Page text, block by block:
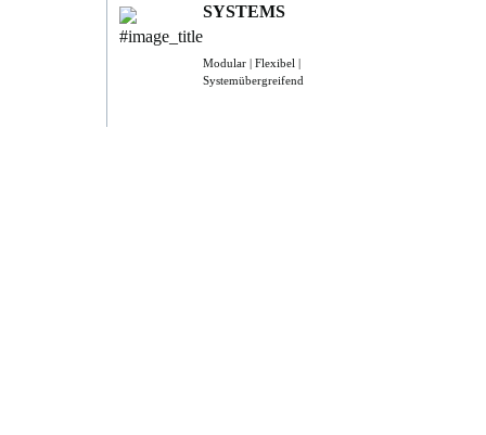
SYSTEMS
Modular | Flexibel |
Systemübergreifend